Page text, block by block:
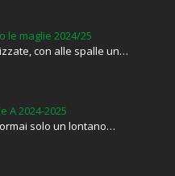
le maglie 2024/25
con alle spalle un…
A 2024-2025
solo un lontano…